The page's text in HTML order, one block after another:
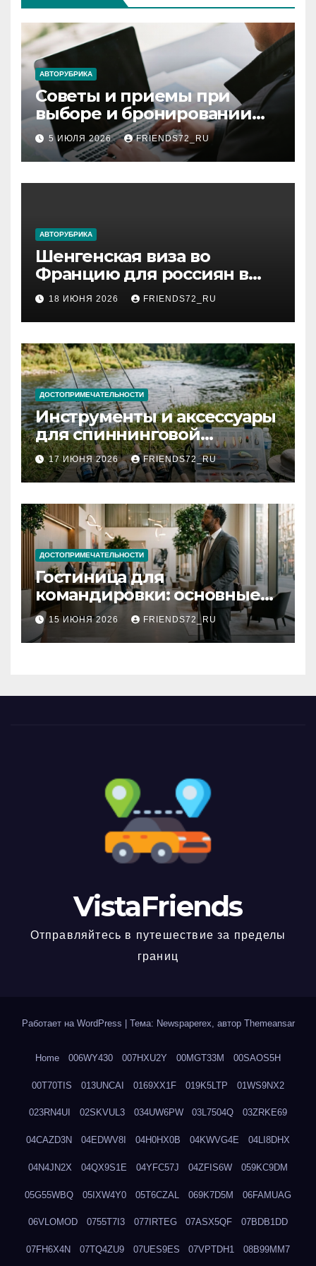
АВТОРУБРИКА
Советы и приемы при
выборе и бронировании
авиабилетов
5 ИЮЛЯ 2026 FRIENDS72_RU
АВТОРУБРИКА
Шенгенская виза во
Францию для россиян в
2026 году: сроки от 3 дней
и список необходимых
документов
18 ИЮНЯ 2026 FRIENDS72_RU
ДОСТОПРИМЕЧАТЕЛЬНОСТИ
Инструменты и аксессуары
для спиннинговой
рыбалки: назначение и
типы
17 ИЮНЯ 2026 FRIENDS72_RU
ДОСТОПРИМЕЧАТЕЛЬНОСТИ
Гостиница для
командировки: основные
критерии выбора
15 ИЮНЯ 2026 FRIENDS72_RU
VistaFriends
Отправляйтесь в путешествие за пределы
границ
Работает на WordPress Тема: Newspaperex, автор Themeansar
Home 006WY430 007HXU2Y 00MGT33M 00SAOS5H
00T70TIS 013UNCAI 0169XX1F 019K5LTP 01WS9NX2
023RN4UI 02SKVUL3 034UW6PW 03L7504Q 03ZRKE69
04CAZD3N 04EDWV8I 04H0HX0B 04KWVG4E 04LI8DHX
04N4JN2X 04QX9S1E 04YFC57J 04ZFIS6W 059KC9DM
05G55WBQ 05IXW4Y0 05T6CZAL 069K7D5M 06FAMUAG
06VLOMOD 0755T7I3 077IRTEG 07ASX5QF 07BDB1DD
07FH6X4N 07TQ4ZU9 07UES9ES 07VPTDH1 08B99MM7